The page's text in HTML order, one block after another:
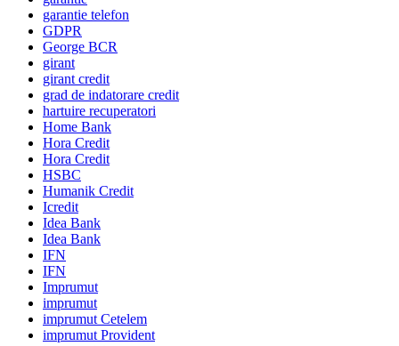
garantie telefon
GDPR
George BCR
girant
girant credit
grad de indatorare credit
hartuire recuperatori
Home Bank
Hora Credit
Hora Credit
HSBC
Humanik Credit
Icredit
Idea Bank
Idea Bank
IFN
IFN
Imprumut
imprumut
imprumut Cetelem
imprumut Provident